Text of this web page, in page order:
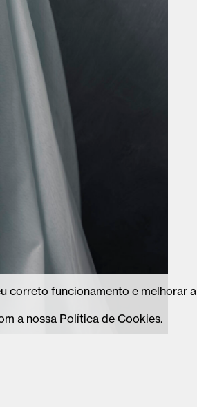
correto funcionamento e melhorar
a nossa Política de Cookies.